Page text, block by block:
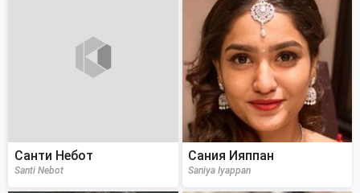
Санти Небот
Santi Nebot
Сания Ияппан
Saniya Iyappan